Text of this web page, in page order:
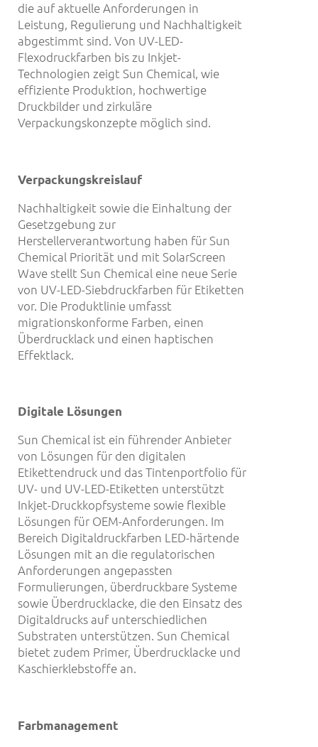
die auf aktuelle Anforderungen in
Leistung, Regulierung und Nachhaltigkeit
abgestimmt sind. Von UV-LED-
Flexodruckfarben bis zu Inkjet-
Technologien zeigt Sun Chemical, wie
effiziente Produktion, hochwertige
Druckbilder und zirkuläre
Verpackungskonzepte möglich sind.
Verpackungskreislauf
Nachhaltigkeit sowie die Einhaltung der
Gesetzgebung zur
Herstellerverantwortung haben für Sun
Chemical Priorität und mit SolarScreen
Wave stellt Sun Chemical eine neue Serie
von UV-LED-Siebdruckfarben für Etiketten
vor. Die Produktlinie umfasst
migrationskonforme Farben, einen
Überdrucklack und einen haptischen
Effektlack.
Digitale Lösungen
Sun Chemical ist ein führender Anbieter
von Lösungen für den digitalen
Etikettendruck und das Tintenportfolio für
UV- und UV-LED-Etiketten unterstützt
Inkjet-Druckkopfsysteme sowie flexible
Lösungen für OEM-Anforderungen. Im
Bereich Digitaldruckfarben LED-härtende
Lösungen mit an die regulatorischen
Anforderungen angepassten
Formulierungen, überdruckbare Systeme
sowie Überdrucklacke, die den Einsatz des
Digitaldrucks auf unterschiedlichen
Substraten unterstützen. Sun Chemical
bietet zudem Primer, Überdrucklacke und
Kaschierklebstoffe an.
Farbmanagement